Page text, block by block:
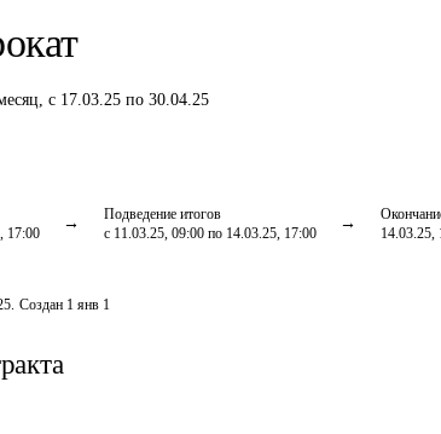
, с 17.03.25 по 30.04.25
17:00
Подведение итогов
с 11.03.25, 09:00 по 14.03.25, 17:00
14.03.25,
. Создан 1 янв 1